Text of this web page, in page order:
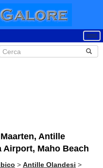
Antille
Maho Beach
> Antille Olandesi >